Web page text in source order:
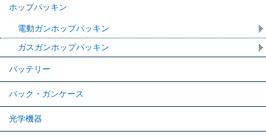
ホップパッキン
電動ガンホップパッキン
ガスガンホップパッキン
バッテリー
バック・ガンケース
光学機器